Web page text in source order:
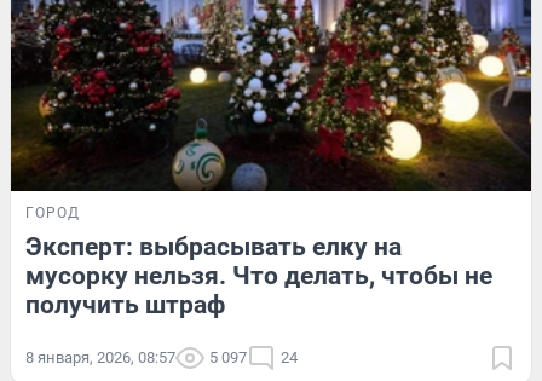
ГОРОД
Эксперт: выбрасывать елку на
мусорку нельзя. Что делать, чтобы не
получить штраф
8 января, 2026, 08:57 5 097 24